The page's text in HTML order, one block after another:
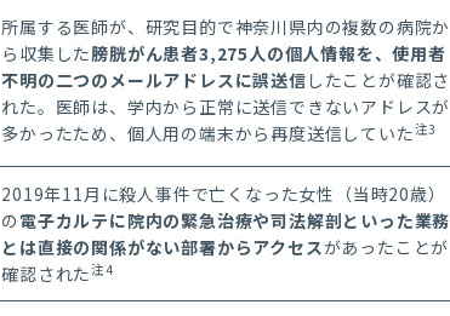
所属する医師が、研究目的で神奈川県内の複数の病院か
ら収集した膀胱がん患者3,275 人の個人情報を、使用者
不明の二つのメールアドレスに誤送信 したことが確認さ
れた。医師は、学内から正常に送信できないアドレスが
多かったため、個人用の端末から再度送信していた注3
2019年11 月に殺人事件で亡くなった女性（当時20歳）
の 電子カルテに院内の緊急治療や司法解剖といった業務
とは直接の関係がない部署からアクセスがあったことが
確認された注4